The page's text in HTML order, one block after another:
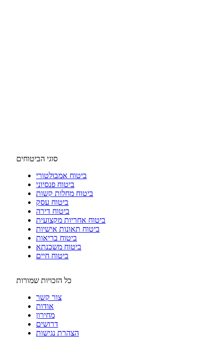
סוגי הביטוחים
ביטוח אמבולטורי
ביטוח פנסיוני
ביטוח מחלות קשות
ביטוח עסק
ביטוח דירה
ביטוח אחריות מקצועית
ביטוח תאונות אישיות
ביטוח בריאות
ביטוח משכנתא
ביטוח חיים
כל הזכויות שמורות
צור קשר
אודות
מחירון
דרושים
הצהרת נגישות